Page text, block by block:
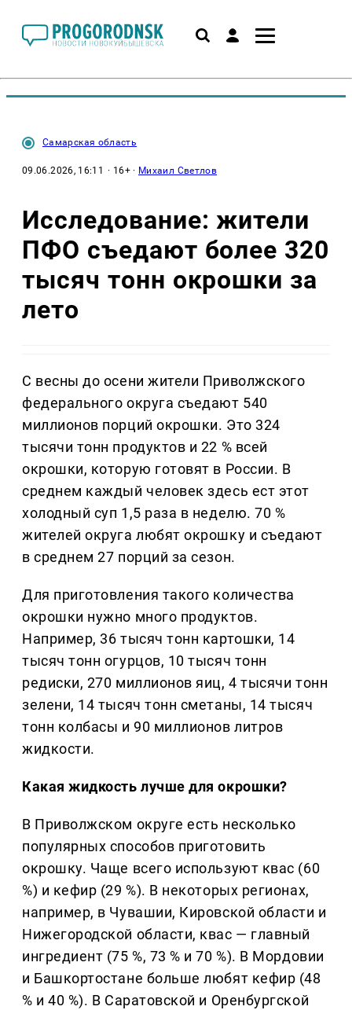
Самарская область
09.06.2026, 16:11 · 16+ · Михаил Светлов
Исследование: жители
ПФО съедают более 320
тысяч тонн окрошки за
лето
С весны до осени жители Приволжского
федерального округа съедают 540
миллионов порций окрошки. Это 324
тысячи тонн продуктов и 22 % всей
окрошки, которую готовят в России. В
среднем каждый человек здесь ест этот
холодный суп 1,5 раза в неделю. 70 %
жителей округа любят окрошку и съедают
в среднем 27 порций за сезон.
Для приготовления такого количества
окрошки нужно много продуктов.
Например, 36 тысяч тонн картошки, 14
тысяч тонн огурцов, 10 тысяч тонн
редиски, 270 миллионов яиц, 4 тысячи тонн
зелени, 14 тысяч тонн сметаны, 14 тысяч
тонн колбасы и 90 миллионов литров
жидкости.
Какая жидкость лучше для окрошки?
В Приволжском округе есть несколько
популярных способов приготовить
окрошку. Чаще всего используют квас (60
%) и кефир (29 %). В некоторых регионах,
например, в Чувашии, Кировской области и
Нижегородской области, квас — главный
ингредиент (75 %, 73 % и 70 %). В Мордовии
и Башкортостане больше любят кефир (48
% и 40 %). В Саратовской и Оренбургской